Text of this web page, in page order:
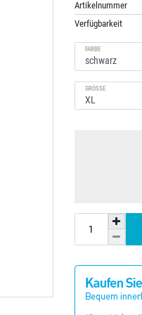
Artikelnummer
Verfügbarkeit
FARBE
GRÖSSE